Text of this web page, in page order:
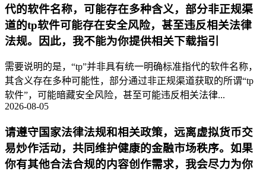
代的软件名称，可能存在多种含义，部分非正规渠
道的tp软件可能存在安全风险，甚至违反相关法律
法规。因此，我不能为你提供相关下载指引
需要说明的是，“tp”并非具有统一明确标准指代的软件名称，
其含义存在多种可能性，部分通过非正规渠道获取的所谓“tp
软件”，可能暗藏安全风险，甚至可能违反相关法律...
2026-08-05
请遵守国家法律法规和相关政策，远离虚拟货币交
易炒作活动，共同维护健康的金融市场秩序。如果
你有其他合法合规的内容创作需求，我会尽力为你